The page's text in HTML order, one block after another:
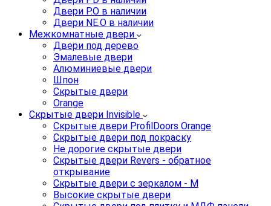
Двери P.O в наличии
Двери NE.O в наличии
Межкомнатные двери
Двери под дерево
Эмалевые двери
Алюминиевые двери
Шпон
Скрытые двери
Orange
Скрытые двери Invisible
Скрытые двери ProfilDoors Orange
Скрытые двери под покраску
Не дорогие скрытые двери
Скрытые двери Revers - обратное
открывание
Скрытые двери с зеркалом - M
Высокие скрытые двери